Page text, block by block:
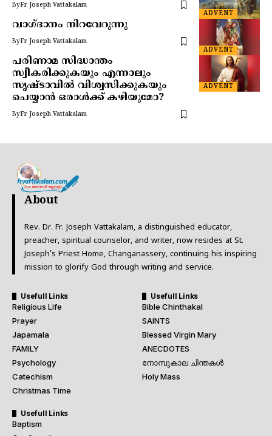
ADVENT
ByFr Joseph Vattakalam
ADVENT
വാഗ്ദാനം നിറവേറുന്നു
ByFr Joseph Vattakalam
ADVENT
പരിണാമ സിദ്ധാന്തം
സ്വീകരിക്കുകയും എന്നാലും
സൃഷ്ടാവിൽ വിശ്വസിക്കുകയും
ചെയ്യാൻ ഒരാൾക്ക് കഴിയുമോ?
ByFr Joseph Vattakalam
About
Rev. Dr. Fr. Joseph Vattakalam, a distinguished educator,
preacher, spiritual counselor, and writer, now resides at St.
Joseph’s Priest Home, Changanassery, continuing his inspiring
mission to glorify God through writing and service.
Usefull Links
Religious Life
Prayer
Japamala
FAMILY
Psychology
Catechism
Christmas Time
Usefull Links
Bible Chinthakal
SAINTS
Blessed Virgin Mary
ANECDOTES
നോമ്പുകാല ചിന്തകൾ
Holy Mass
Usefull Links
Baptism